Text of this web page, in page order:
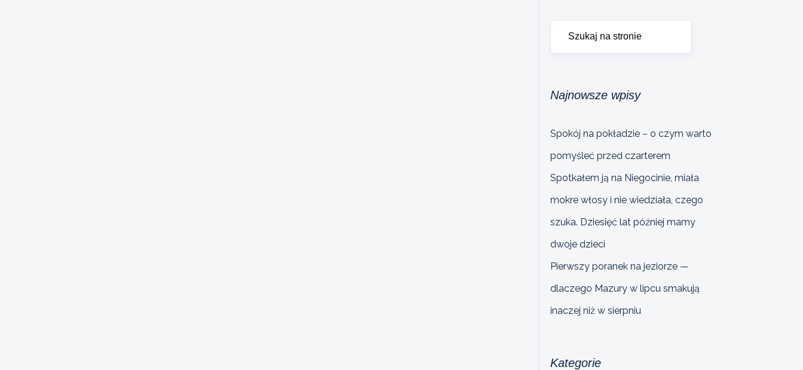
Najnowsze wpisy
Spokój na pokładzie – o czym warto
pomyśleć przed czarterem
Spotkałem ją na Niegocinie, miała
mokre włosy i nie wiedziała, czego
szuka. Dziesięć lat później mamy
dwoje dzieci
Pierwszy poranek na jeziorze —
dlaczego Mazury w lipcu smakują
inaczej niż w sierpniu
Kategorie